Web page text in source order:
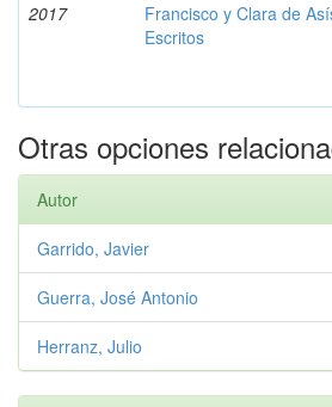
2017
Francisco y Clara de
Escritos
Otras opciones
Autor
Garrido, Javier
Guerra, José Antonio
Herranz, Julio